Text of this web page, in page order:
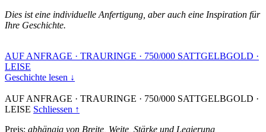
Dies ist eine individuelle Anfertigung, aber auch eine Inspiration für
Ihre Geschichte.
AUF ANFRAGE · TRAURINGE · 750/000 SATTGELBGOLD ·
LEISE
Geschichte lesen ↓
AUF ANFRAGE · TRAURINGE · 750/000 SATTGELBGOLD ·
LEISE Schliessen ↑
Preis: abhängig von Breite, Weite, Stärke und Legierung